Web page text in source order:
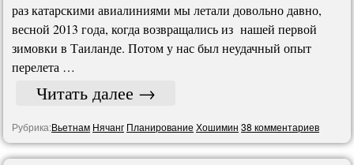
раз катарскими авиалиниями мы летали довольно давно,
весной 2013 года, когда возвращались из нашей первой
зимовки в Таиланде. Потом у нас был неудачный опыт
перелета …
Читать далее →
Рубрика:Вьетнам Нячанг Планирование Хошимин 38 комментариев